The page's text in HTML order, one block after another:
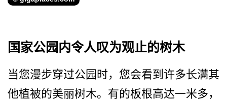
国家公园内令人叹为观止的树木
当您漫步穿过公园时，您会看­到许多长满其
他植被的美丽树木。有的板根高达一米多­，